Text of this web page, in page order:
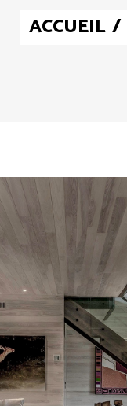
ACCUEIL /